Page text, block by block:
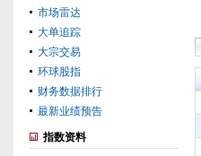
市场雷达
大单追踪
大宗交易
环球股指
财务数据排行
最新业绩预告
指数资料